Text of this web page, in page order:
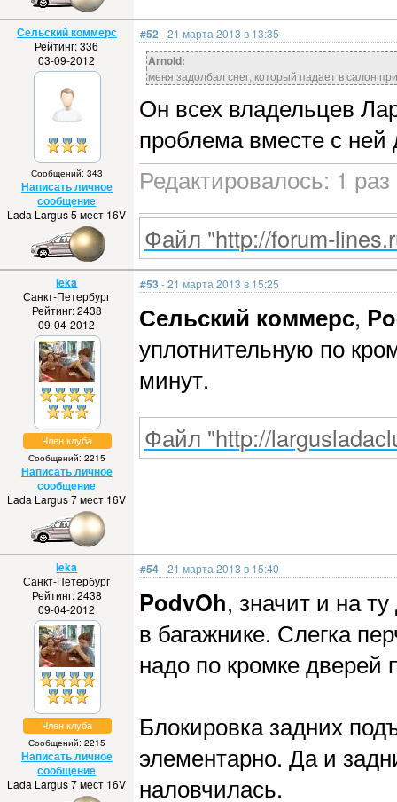
Сельский коммерс
Рейтинг: 336
03-09-2012
Сообщений: 343
Написать личное
сообщение
Lada Largus 5 мест 16V
#52 - 21 марта 2013 в 13:35
Arnold:
меня задолбал снег, который падает в салон
Он всех владельцев
проблема вместе с
Редактировалось: 1
Файл "http://forum-
leka
Санкт-Петербург
Рейтинг: 2438
09-04-2012
Член клуба
Сообщений: 2215
Написать личное
сообщение
Lada Largus 7 мест 16V
#53 - 21 марта 2013 в 15:25
Сельский коммерс,
уплотнительную по
минут.
Файл "http://
leka
Санкт-Петербург
Рейтинг: 2438
09-04-2012
Член клуба
Сообщений: 2215
Написать личное
сообщение
Lada Largus 7 мест 16V
#54- 21 марта 2013 в 15:40
PodvOh, значит и на
в багажнике. Слегка
надо по кромке дверей
Блокировка задних
элементарно. Да и
наловчилась.